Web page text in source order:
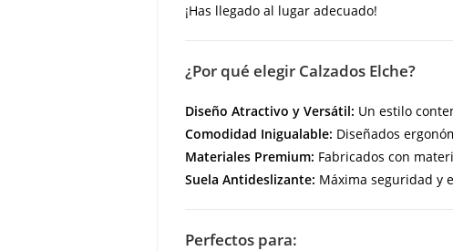
¡Has llegado al lugar adecuado!
¿Por qué elegir Calzados Elche?
Diseño Atractivo y Versátil: Un estilo
Comodidad Inigualable: Diseñados
Materiales Premium: Fabricados con
Suela Antideslizante: Máxima seguridad y
Perfectos para: